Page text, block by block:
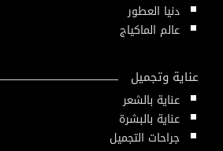
دنيا العطور
عالم الماكياج
عناية وتجميل
عناية بالشعر
عناية بالبشرة
جراحات التجميل